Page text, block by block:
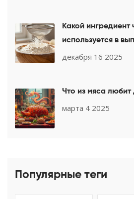
Какой ингредиент
используется в
незаменим
декабря 16 2025
Что из мяса любит
марта 4 2025
Популярные теги